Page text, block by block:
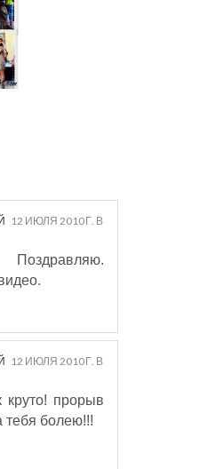
12 ИЮЛЯ 2010 Г. В
12 ИЮЛЯ 2010 Г. В
круто! прорыв
тебя болею!!!